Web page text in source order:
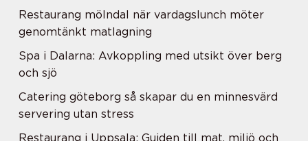
Restaurang mölndal när vardagslunch möter
genomtänkt matlagning
Spa i Dalarna: Avkoppling med utsikt över berg
och sjö
Catering göteborg så skapar du en minnesvärd
servering utan stress
Restaurang i Uppsala: Guiden till mat, miljö och